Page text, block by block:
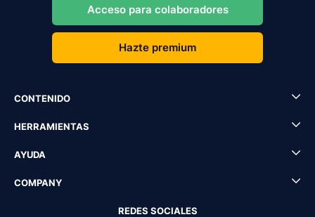
Acceso para colaboradores
Hazte premium
CONTENIDO
HERRAMIENTAS
AYUDA
COMPANY
REDES SOCIALES